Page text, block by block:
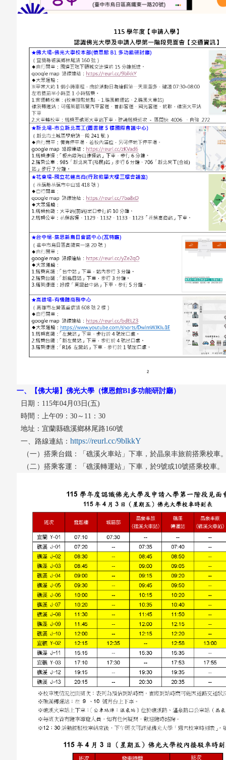
一、【佛大場】佛光大學（懷恩館B1多功能研討廳）
日期：115年04月03日(五)
時間：上午09：30～11：30
地址：宜蘭縣礁溪鄉林尾路160號
一、路線連結： https://reurl.cc/9blkkY
（一）搭乘台鐵 ：「礁溪火車站」下車，於晶泉丰旅前搭乘校車
（二）搭乘客運：「礁溪轉運站」下車，於9號或10號搭乘校車。